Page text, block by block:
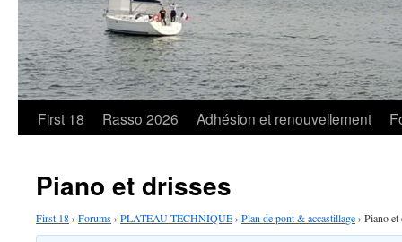
First 18 Rasso 2026 Adhésion et renouvellement
Piano et drisses
First 18› Forums› PLATEAU TECHNIQUE› Plan de pont & accastillage› Piano et